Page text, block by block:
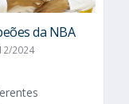
da NBA
2024